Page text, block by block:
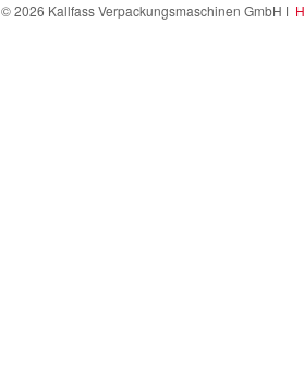
© 2026 Kallfass Verpackungsmaschinen GmbH ǀ